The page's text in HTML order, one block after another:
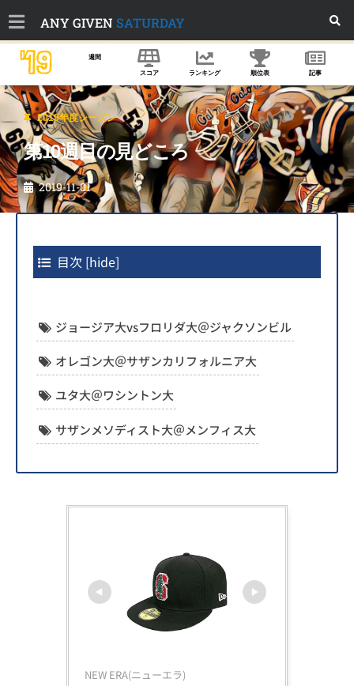
ANY GIVEN SATURDAY
'19 週間
スコア ランキング 順位表 記事
2019年度シーズン
第10週目の見どころ
2019-11-01
目次 [hide]
ジョージア大vsフロリダ大＠ジャクソンビル
オレゴン大＠サザンカリフォルニア大
ユタ大＠ワシントン大
サザンメソディスト大＠メンフィス大
NEW ERA(ニューエラ)